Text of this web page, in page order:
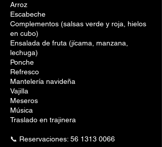
Arroz
Escabeche
Complementos (salsas verde y roja, hielos
en cubo)
Ensalada de fruta (jícama, manzana,
lechuga)
Ponche
Refresco
Mantelería navideña
Vajilla
Meseros
Música
Traslado en trajinera
📞 Reservaciones: 56 1313 0066